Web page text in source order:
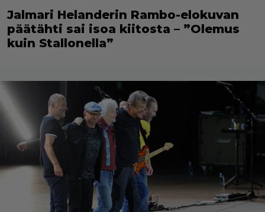
Jalmari Helanderin Rambo-elokuvan
päätähti sai isoa kiitosta – ”Olemus
kuin Stallonella”